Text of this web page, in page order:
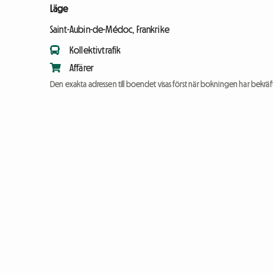
Läge
Saint-Aubin-de-Médoc, Frankrike
Kollektivtrafik
Affärer
Den exakta adressen till boendet visas först när bokningen har